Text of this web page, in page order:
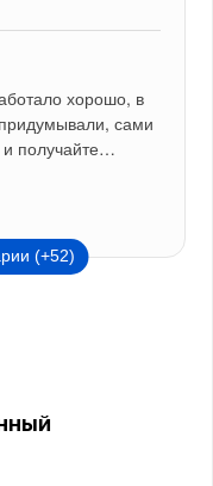
хорошо, в
сами
и получайте…
(+52)